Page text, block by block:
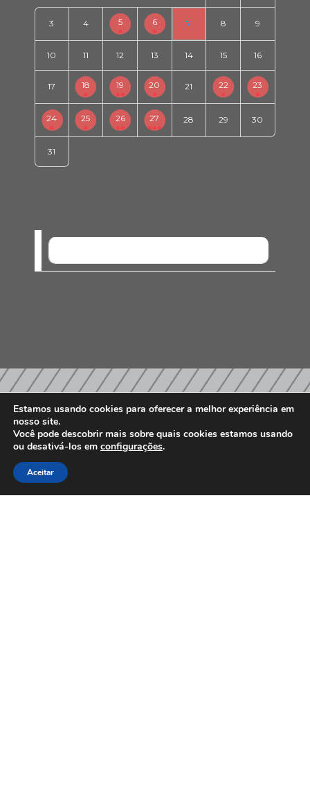
3 4 5 6 7 8 9
10 11 12 13 14 15 16
17 18 19 20 21 22 23
24 25 26 27 28 29 30
31
PARCEIROS E AFILIAÇÕES
Associados
Estamos usando cookies para oferecer a melhor experiência em
nosso site.
Você pode descobrir mais sobre quais cookies estamos usando
ou desativá-los em configurações.
Aceitar